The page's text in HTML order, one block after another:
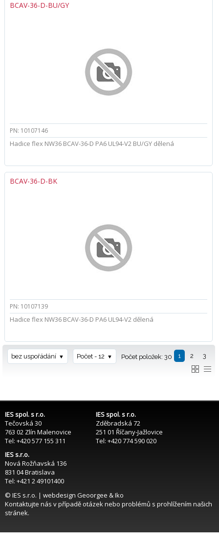
BCAV-36-D-BU/GY
PN: 10107146
Hadice flex NW36 BCAV-36-D PA6 UL94-V2 BU/GY dělená
BCAV-36-D-BK
PN: 10107139
Hadice flex NW36 BCAV-36-D PA6 UL94-V2 dělená
1 2 3
bez uspořádání Počet - 12 Počet položek: 30
IES spol. s r.o.
Tečovská 30
763 02 Zlín Malenovice
Tel: +420 577 155 311
IES spol. s r.o.
Zděbradská 72
251 01 Říčany-Jažlovice
Tel: +420 774 590 020
IES s.r.o.
Nová Rožňavská 136
831 04 Bratislava
Tel: +421 2 49101400
© IES s.r.o. | webdesign Geoorgee & Iko
Kontaktujte nás v případě otázek nebo problémů s prohlížením našich
stránek.